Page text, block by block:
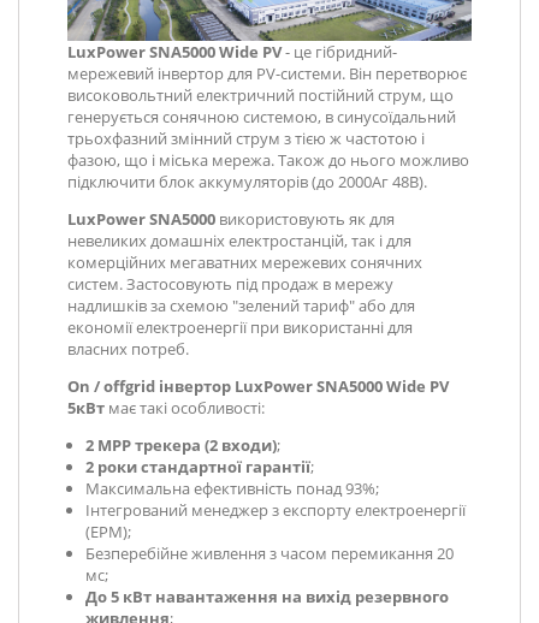
LuxPower SNA5000 Wide PV- це гібридний-
мережевий інвертор для PV-системи. Він перетворює
високовольтний електричний постійний струм, що
генерується сонячною системою, в синусоїдальний
трьохфазний змінний струм з тією ж частотою і
фазою, що і міська мережа. Також до нього можливо
підключити блок аккумуляторів (до 2000Аг 48В).
LuxPower SNA5000 використовують як для
невеликих домашніх електростанцій, так і для
комерційних мегаватних мережевих сонячних
систем. Застосовують під продаж в мережу
надлишків за схемою "зелений тариф" або для
економії електроенергії при використанні для
власних потреб.
On / offgrid інвертор LuxPower SNA5000 Wide PV
5кВт має такі особливості:
2 MPP трекера (2 входи);
2 роки стандартної гарантії;
Максимальна ефективність понад 93%;
Інтегрований менеджер з експорту електроенергії
(EPM);
Безперебійне живлення з часом перемикання 20
мс;
До 5 кВт навантаження на вихід резервного
живлення;